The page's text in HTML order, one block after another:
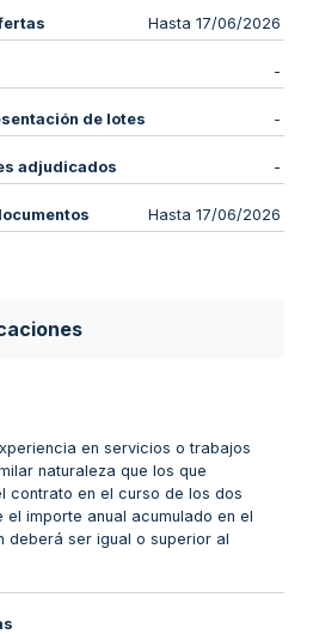
Hasta 17/06/2026
-
de lotes -
adjudicados -
Hasta 17/06/2026
en servicios o trabajos
naturaleza que los que
contrato en el curso de los dos
el importe anual acumulado en el
deberá ser igual o superior al